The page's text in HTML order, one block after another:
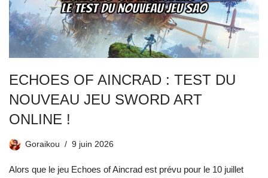
ECHOES OF AINCRAD : TEST DU
NOUVEAU JEU SWORD ART
ONLINE !
Goraikou 9 juin 2026
Alors que le jeu Echoes of Aincrad est prévu pour le 10 juillet